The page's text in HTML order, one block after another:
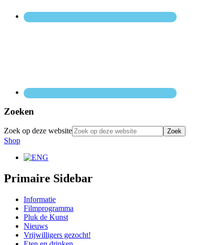
Zoeken
Zoek op deze website
Shop
Primaire Sidebar
Informatie
Filmprogramma
Pluk de Kunst
Nieuws
Vrijwilligers gezocht!